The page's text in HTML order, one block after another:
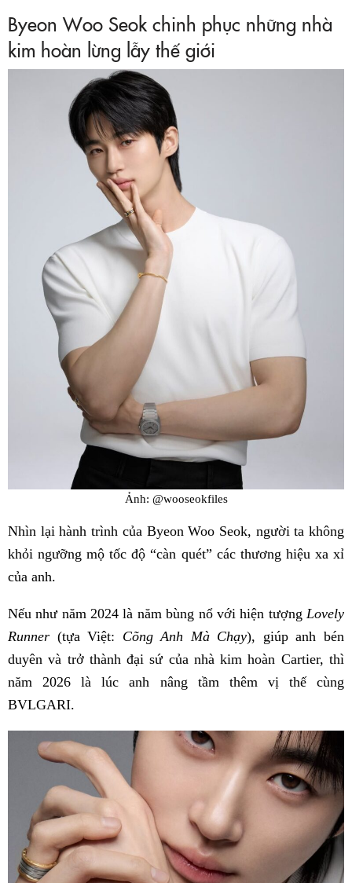
Byeon Woo Seok chinh phục những nhà
kim hoàn lừng lẫy thế giới
Ảnh: @wooseokfiles
Nhìn lại hành trình của Byeon Woo Seok, người ta không
khỏi ngưỡng mộ tốc độ “càn quét” các thương hiệu xa xỉ
của anh.
Nếu như năm 2024 là năm bùng nổ với hiện tượng Lovely
Runner (tựa Việt: Cõng Anh Mà Chạy), giúp anh bén
duyên và trở thành đại sứ của nhà kim hoàn Cartier, thì
năm 2026 là lúc anh nâng tầm thêm vị thế cùng
BVLGARI.